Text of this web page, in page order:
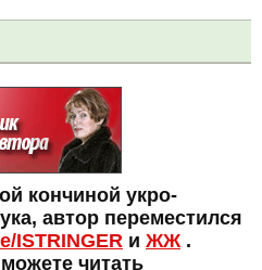
кончиной укро-
автор переместился
ISTRINGER и ЖЖ .
читать